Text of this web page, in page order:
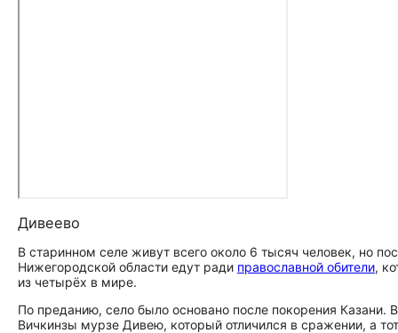
Дивеево
В старинном селе живут всего около 6 тысяч человек, но
Нижегородской области едут ради православной обители,
из четырёх в мире.
По преданию, село было основано после покорения Казани.
Вичкинзы мурзе Дивею, который отличился в сражении, а